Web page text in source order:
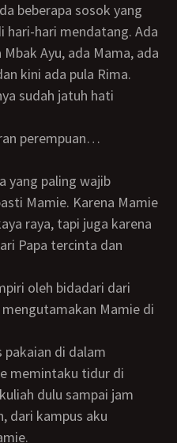
beberapa sosok yang
hari-hari mendatang. Ada
Ayu, ada Mama, ada
kini ada pula Rima.
sudah jatuh hati
Mamie. Karena Mamie
raya, tapi juga karena
Papa tercinta dan
Mamie di
memintaku tidur di
dulu sampai jam
dari kampus aku